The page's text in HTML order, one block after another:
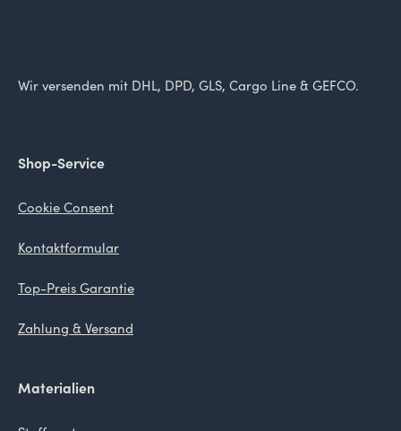
Wir versenden mit DHL, DPD, GLS, Cargo Line & GEFCO.
Shop-Service
Cookie Consent
Kontaktformular
Top-Preis Garantie
Zahlung & Versand
Materialien